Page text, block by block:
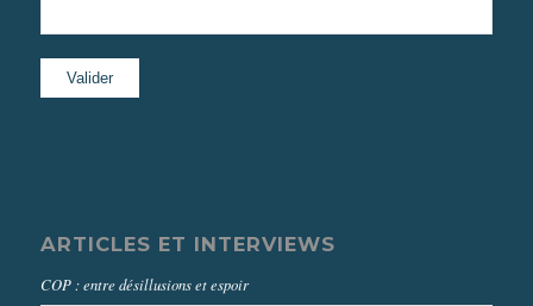
ARTICLES ET INTERVIEWS
COP : entre désillusions et espoir